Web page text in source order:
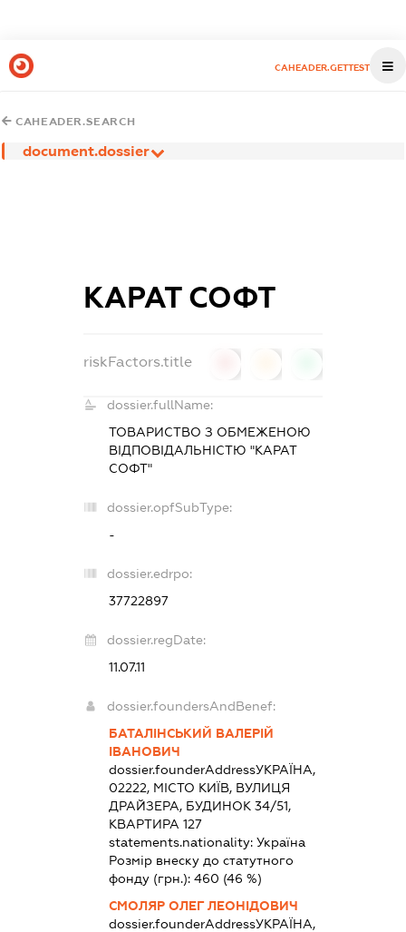
CAHEADER.GETTEST
CAHEADER.SEARCH
document.dossier
КАРАТ СОФТ
riskFactors.title
dossier.fullName:
ТОВАРИСТВО З ОБМЕЖЕНОЮ
ВІДПОВІДАЛЬНІСТЮ "КАРАТ
СОФТ"
dossier.opfSubType:
-
dossier.edrpo:
37722897
dossier.regDate:
11.07.11
dossier.foundersAndBenef:
БАТАЛІНСЬКИЙ ВАЛЕРІЙ
ІВАНОВИЧ
dossier.founderAddressУКРАЇНА,
02222, МІСТО КИЇВ, ВУЛИЦЯ
ДРАЙЗЕРА, БУДИНОК 34/51,
КВАРТИРА 127
statements.nationality:Україна
Розмір внеску до статутного
фонду (грн.):460 (46 %)
СМОЛЯР ОЛЕГ ЛЕОНІДОВИЧ
dossier.founderAddressУКРАЇНА,